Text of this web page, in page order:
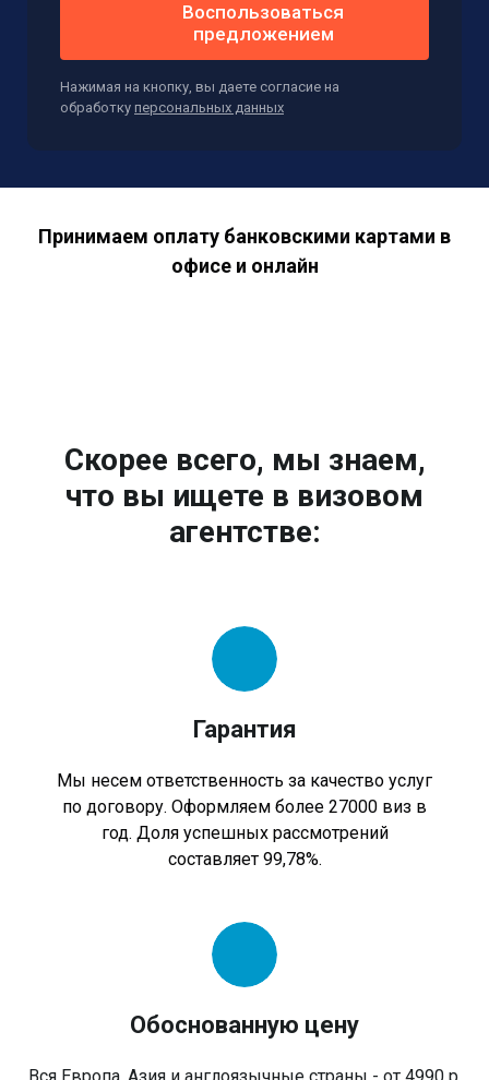
Воспользоваться
предложением
Нажимая на кнопку, вы даете согласие на
обработку персональных данных
Принимаем оплату банковскими картами в
офисе и онлайн
Скорее всего, мы знаем,
что вы ищете в визовом
агентстве:
Гарантия
Мы несем ответственность за качество услуг
по договору. Оформляем более 27000 виз в
год. Доля успешных рассмотрений
составляет 99,78%.
Обоснованную цену